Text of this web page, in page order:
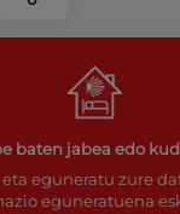
baten jabea edo
eguneratu zure
eguneratuena